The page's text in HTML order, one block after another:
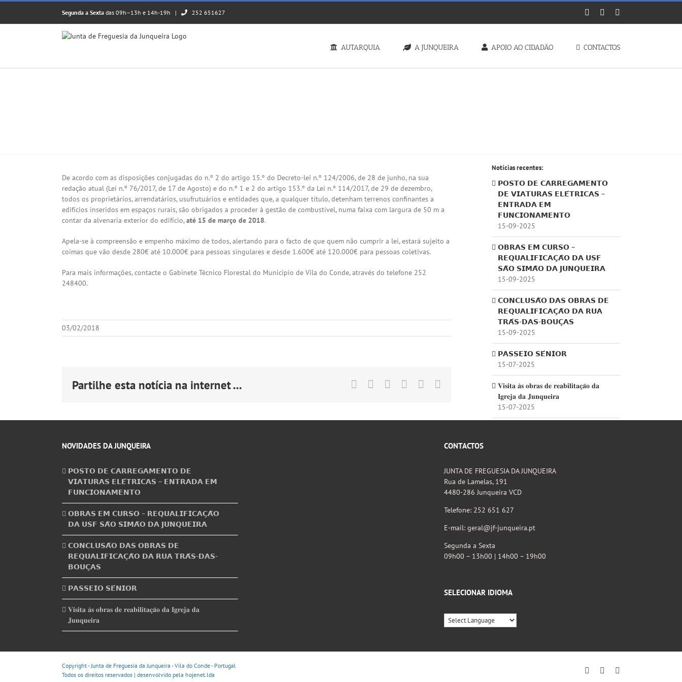
Skip
content
Segunda a Sexta das 09h–13h e 14h-19h | 252 651627 FacebookInstagram
AUTARQUIA A JUNQUEIRA APOIO AO CIDADÃO CONTACTOS
Image
De acordo com as disposições conjugadas do n.º 2 do artigo 15.º do Decreto-lei n.º 124/2006, de 28 de junho, na sua
redação atual (Lei n.º 76/2017, de 17 de Agosto) e do n.º 1 e 2 do artigo 153.º da Lei n.º 114/2017, de 29 de dezembro,
todos os proprietários, arrendatários, usufrutuários e entidades que, a qualquer título, detenham terrenos confinantes a
edifícios inseridos em espaços rurais, são obrigados a proceder à gestão de combustível, numa faixa com largura de 50 m a
contar da alvenaria exterior do edifício,até 15 de março de 2018.
Apela-se à compreensão e empenho máximo de todos, alertando para o facto de que quem não cumprir a lei, estará sujeito a
coimas que vão desde 280€ até 10.000€ para pessoas singulares e desde 1.600€ até 120.000€ para pessoas coletivas.
Para mais informações, contacte o Gabinete Técnico Florestal do Município de Vila do Conde, através do telefone 252
248400.
03/02/2018
Partilhe esta notícia na internet ... Facebook LinkedInTumblrPinterest
não
Notícias recentes:
𝗣𝗢𝗦𝗧𝗢 𝗗𝗘 𝗖𝗔𝗥𝗥𝗘𝗚𝗔𝗠𝗘𝗡𝗧𝗢
𝗗𝗘 𝗩𝗜𝗔𝗧𝗨𝗥𝗔𝗦 𝗘𝗟𝗘́𝗧𝗥𝗜𝗖𝗔𝗦 –
𝗘𝗡𝗧𝗥𝗔𝗗𝗔 𝗘𝗠
𝗙𝗨𝗡𝗖𝗜𝗢𝗡𝗔𝗠𝗘𝗡𝗧𝗢
15-09-2025
𝗢𝗕𝗥𝗔𝗦 𝗘𝗠 𝗖𝗨𝗥𝗦𝗢 –
𝗥𝗘𝗤𝗨𝗔𝗟𝗜𝗙𝗜𝗖𝗔𝗖̧𝗔̃𝗢 𝗗𝗔 𝗨𝗦𝗙
𝗦𝗔̃𝗢 𝗦𝗜𝗠𝗔̃𝗢 𝗗𝗔 𝗝𝗨𝗡𝗤𝗨𝗘𝗜𝗥𝗔
15-09-2025
𝗖𝗢𝗡𝗖𝗟𝗨𝗦𝗔̃𝗢 𝗗𝗔𝗦 𝗢𝗕𝗥𝗔𝗦 𝗗𝗘
𝗥𝗘𝗤𝗨𝗔𝗟𝗜𝗙𝗜𝗖𝗔𝗖̧𝗔̃𝗢 𝗗𝗔 𝗥𝗨𝗔
𝗧𝗥𝗔́𝗦-𝗗𝗔𝗦-𝗕𝗢𝗨𝗖̧𝗔𝗦
15-09-2025
𝗣𝗔𝗦𝗦𝗘𝗜𝗢 𝗦𝗘́𝗡𝗜𝗢𝗥
15-07-2025
𝐕𝐢𝐬𝐢𝐭𝐚 𝐚̀𝐬 𝐨𝐛𝐫𝐚𝐬 𝐝𝐞 𝐫𝐞𝐚𝐛𝐢𝐥𝐢𝐭𝐚𝐜̧𝐚̃𝐨 𝐝𝐚
𝐈𝐠𝐫𝐞𝐣𝐚 𝐝𝐚 𝐉𝐮𝐧𝐪𝐮𝐞𝐢𝐫𝐚
15-07-2025
NOVIDADES DA JUNQUEIRA
𝗣𝗢𝗦𝗧𝗢 𝗗𝗘 𝗖𝗔𝗥𝗥𝗘𝗚𝗔𝗠𝗘𝗡𝗧𝗢 𝗗𝗘
𝗩𝗜𝗔𝗧𝗨𝗥𝗔𝗦 𝗘𝗟𝗘́𝗧𝗥𝗜𝗖𝗔𝗦 – 𝗘𝗡𝗧𝗥𝗔𝗗𝗔 𝗘𝗠
𝗙𝗨𝗡𝗖𝗜𝗢𝗡𝗔𝗠𝗘𝗡𝗧𝗢
𝗢𝗕𝗥𝗔𝗦 𝗘𝗠 𝗖𝗨𝗥𝗦𝗢 – 𝗥𝗘𝗤𝗨𝗔𝗟𝗜𝗙𝗜𝗖𝗔𝗖̧𝗔̃𝗢
𝗗𝗔 𝗨𝗦𝗙 𝗦𝗔̃𝗢 𝗦𝗜𝗠𝗔̃𝗢 𝗗𝗔 𝗝𝗨𝗡𝗤𝗨𝗘𝗜𝗥𝗔
𝗖𝗢𝗡𝗖𝗟𝗨𝗦𝗔̃𝗢 𝗗𝗔𝗦 𝗢𝗕𝗥𝗔𝗦 𝗗𝗘
𝗥𝗘𝗤𝗨𝗔𝗟𝗜𝗙𝗜𝗖𝗔𝗖̧𝗔̃𝗢 𝗗𝗔 𝗥𝗨𝗔 𝗧𝗥𝗔́𝗦-𝗗𝗔𝗦-
𝗕𝗢𝗨𝗖̧𝗔𝗦
𝗣𝗔𝗦𝗦𝗘𝗜𝗢 𝗦𝗘́𝗡𝗜𝗢𝗥
𝐕𝐢𝐬𝐢𝐭𝐚 𝐚̀𝐬 𝐨𝐛𝐫𝐚𝐬 𝐝𝐞 𝐫𝐞𝐚𝐛𝐢𝐥𝐢𝐭𝐚𝐜̧𝐚̃𝐨 𝐝𝐚 𝐈𝐠𝐫𝐞𝐣𝐚 𝐝𝐚
𝐉𝐮𝐧𝐪𝐮𝐞𝐢𝐫𝐚
CONTACTOS
JUNTA DE FREGUESIA DA JUNQUEIRA
Rua de Lamelas, 191
4480-286 Junqueira VCD
Telefone: 252 651 627
E-mail: geral@jf-junqueira.pt
Segunda a Sexta
09h00 – 13h00 | 14h00 – 19h00
SELECIONAR IDIOMA
Copyright - Junta de Freguesia da Junqueira - Vila do Conde - Portugal
Todos os direitos reservados | desenvolvido pela hojenet.lda
FacebookInstagram